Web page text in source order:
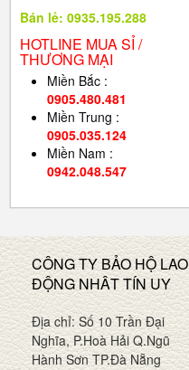
Bán lẻ: 0935.195.288
HOTLINE MUA SỈ /
THƯƠNG MẠI
Miền Bắc :
0905.480.481
Miền Trung :
0905.035.124
Miền Nam :
0942.048.547
CÔNG TY BẢO HỘ LAO
ĐỘNG NHÂT TÍN UY
Địa chỉ: Số 10 Trần Đại
Nghĩa, P.Hoà Hải Q.Ngũ
Hành Sơn TP.Đà Nẵng